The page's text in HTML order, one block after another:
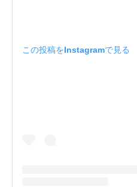
この投稿をInstagramで見る